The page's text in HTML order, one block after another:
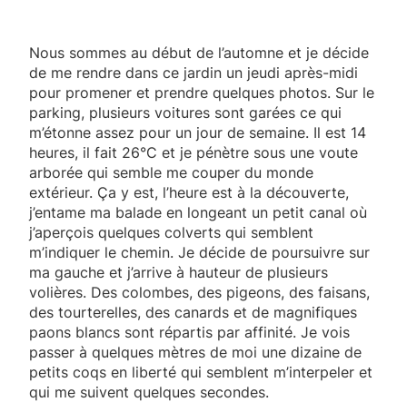
Nous sommes au début de l’automne et je décide
de me rendre dans ce jardin un jeudi après-midi
pour promener et prendre quelques photos. Sur le
parking, plusieurs voitures sont garées ce qui
m’étonne assez pour un jour de semaine. Il est 14
heures, il fait 26°C et je pénètre sous une voute
arborée qui semble me couper du monde
extérieur. Ça y est, l’heure est à la découverte,
j’entame ma balade en longeant un petit canal où
j’aperçois quelques colverts qui semblent
m’indiquer le chemin. Je décide de poursuivre sur
ma gauche et j’arrive à hauteur de plusieurs
volières. Des colombes, des pigeons, des faisans,
des tourterelles, des canards et de magnifiques
paons blancs sont répartis par affinité. Je vois
passer à quelques mètres de moi une dizaine de
petits coqs en liberté qui semblent m’interpeler et
qui me suivent quelques secondes.